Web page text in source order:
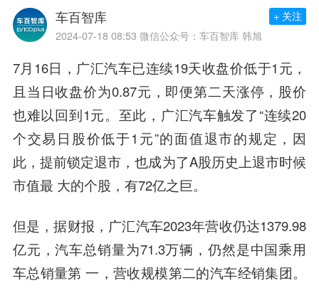
车百智库
2024-07-18 08:53 微信公众号：车百智库 韩旭
+ 关注
7月16日，广汇汽车已连续19天收盘价低于1元，
且当日收盘价为0.87元，即便第二天涨停，股价
也难以回到1元。至此，广汇汽车触发了“连续20
个交易日股价低于1元”的面值退市的规定，因
此，提前锁定退市，也成为了A股历史上退市时候
市值最 大的个股，有72亿之巨。
但是，据财报，广汇汽车2023年营收仍达1379.98
亿元，汽车总销量为71.3万辆，仍然是中国乘用
车总销量第 一，营收规模第二的汽车经销集团。